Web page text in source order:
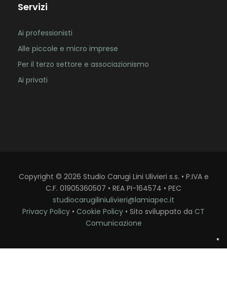
Servizi
Ai professionisti
Alle piccole e micro imprese
Per il terzo settore e associazionismo
Ai privati
Copyright © 2026 Studio Carugi Lini Ulivieri s.s. • P.IVA e
C.F. 01905360507 • REA PI-164574 • PEC
studiocarugiliniulivieri@lamiapec.it
Privacy Policy • Cookie Policy • Sito sviluppato da CT
Comunicazione